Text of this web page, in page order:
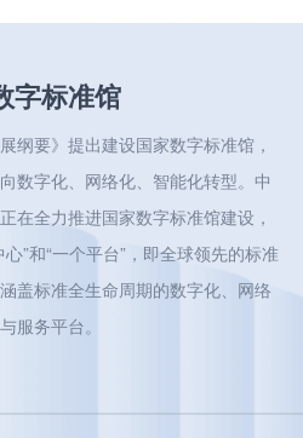
字标准馆
纲要》提出建设国家数字标准馆，
数字化、网络化、智能化转型。中
在全力推进国家数字标准馆建设，
”和“一个平台”，即全球领先的标准
盖标准全生命周期的数字化、网络
服务平台。